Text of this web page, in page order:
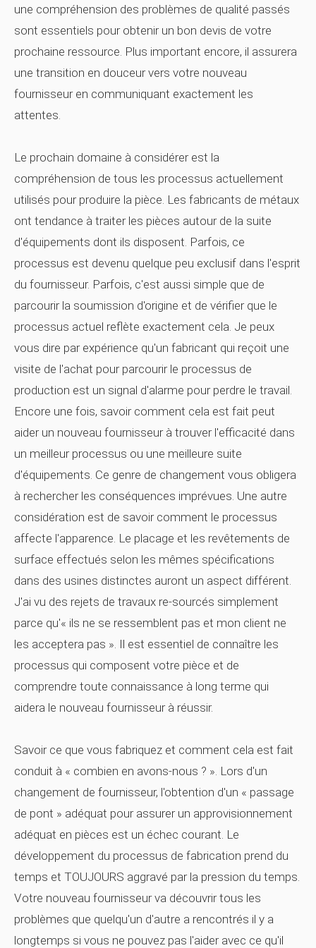
une compréhension des problèmes de qualité passés
sont essentiels pour obtenir un bon devis de votre
prochaine ressource. Plus important encore, il assurera
une transition en douceur vers votre nouveau
fournisseur en communiquant exactement les
attentes.
Le prochain domaine à considérer est la
compréhension de tous les processus actuellement
utilisés pour produire la pièce. Les fabricants de métaux
ont tendance à traiter les pièces autour de la suite
d'équipements dont ils disposent. Parfois, ce
processus est devenu quelque peu exclusif dans l'esprit
du fournisseur. Parfois, c'est aussi simple que de
parcourir la soumission d'origine et de vérifier que le
processus actuel reflète exactement cela. Je peux
vous dire par expérience qu'un fabricant qui reçoit une
visite de l'achat pour parcourir le processus de
production est un signal d'alarme pour perdre le travail.
Encore une fois, savoir comment cela est fait peut
aider un nouveau fournisseur à trouver l'efficacité dans
un meilleur processus ou une meilleure suite
d'équipements. Ce genre de changement vous obligera
à rechercher les conséquences imprévues. Une autre
considération est de savoir comment le processus
affecte l'apparence. Le placage et les revêtements de
surface effectués selon les mêmes spécifications
dans des usines distinctes auront un aspect différent.
J'ai vu des rejets de travaux re-sourcés simplement
parce qu'« ils ne se ressemblent pas et mon client ne
les acceptera pas ». Il est essentiel de connaître les
processus qui composent votre pièce et de
comprendre toute connaissance à long terme qui
aidera le nouveau fournisseur à réussir.
Savoir ce que vous fabriquez et comment cela est fait
conduit à « combien en avons-nous ? ». Lors d'un
changement de fournisseur, l'obtention d'un « passage
de pont » adéquat pour assurer un approvisionnement
adéquat en pièces est un échec courant. Le
développement du processus de fabrication prend du
temps et TOUJOURS aggravé par la pression du temps.
Votre nouveau fournisseur va découvrir tous les
problèmes que quelqu'un d'autre a rencontrés il y a
longtemps si vous ne pouvez pas l'aider avec ce qu'il